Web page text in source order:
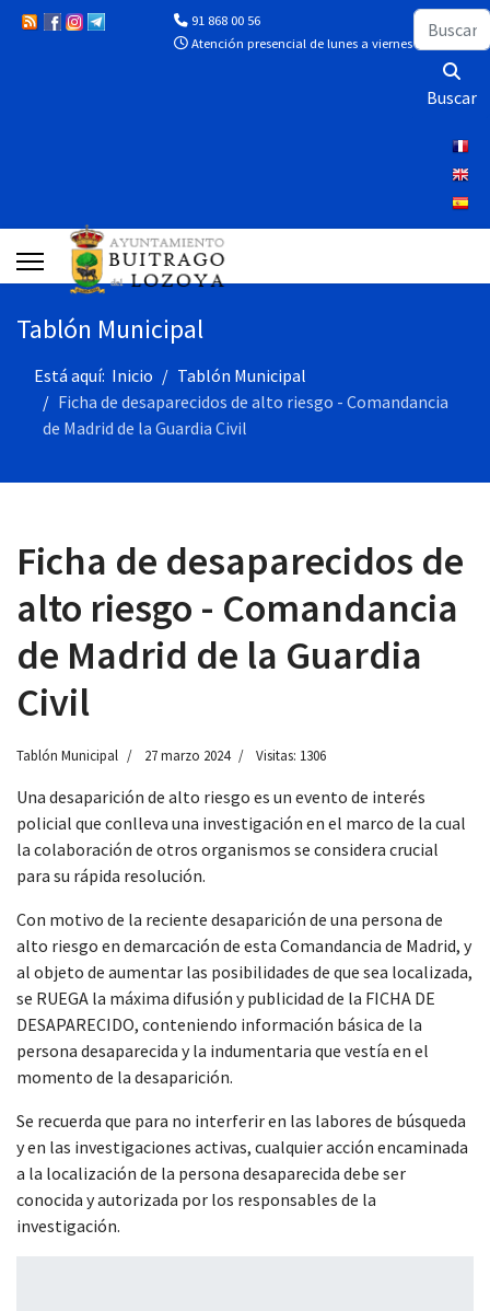
91 868 00 56
Atención presencial de lunes a viernes de 10:00 a
Buscar
Buscar
Tablón Municipal
Está aquí: Inicio
Tablón Municipal
Ficha de desaparecidos de alto riesgo - Comandancia
de Madrid de la Guardia Civil
Ficha de desaparecidos de
alto riesgo - Comandancia
de Madrid de la Guardia
Civil
Tablón Municipal 27 marzo 2024 Visitas: 1306
Una desaparición de alto riesgo es un evento de interés
policial que conlleva una investigación en el marco de la cual
la colaboración de otros organismos se considera crucial
para su rápida resolución.
Con motivo de la reciente desaparición de una persona de
alto riesgo en demarcación de esta Comandancia de Madrid, y
al objeto de aumentar las posibilidades de que sea localizada,
se RUEGA la máxima difusión y publicidad de la FICHA DE
DESAPARECIDO, conteniendo información básica de la
persona desaparecida y la indumentaria que vestía en el
momento de la desaparición.
Se recuerda que para no interferir en las labores de búsqueda
y en las investigaciones activas, cualquier acción encaminada
a la localización de la persona desaparecida debe ser
conocida y autorizada por los responsables de la
investigación.